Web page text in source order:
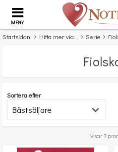
MENY
Startsidan Hitta mer via... Serie
Sortera efter
Visar 7